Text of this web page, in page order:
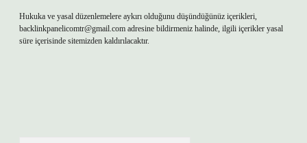
Hukuka ve yasal düzenlemelere aykırı olduğunu düşündüğünüz içerikleri,
backlinkpanelicomtr@gmail.com adresine bildirmeniz halinde, ilgili içerikler yasal
süre içerisinde sitemizden kaldırılacaktır.